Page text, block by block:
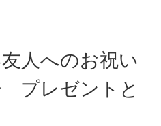
人へのお祝い
プレゼントと